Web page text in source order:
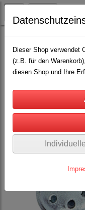
Schäfereibedarf
Dieser Shop verwendet
(z.B. für den
diesen Shop und Ihre